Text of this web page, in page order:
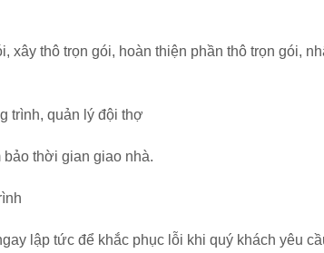
thô trọn gói, hoàn thiện phần thô trọn gói,
trình, quản lý đội thợ
thời gian giao nhà.
lập tức để khắc phục lỗi khi quý khách yêu